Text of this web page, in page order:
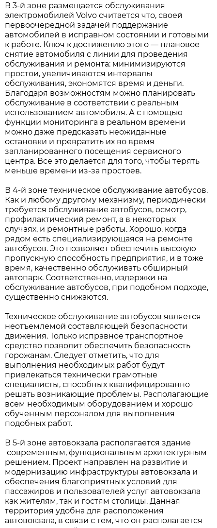
В 3-й зоне размещается обслуживания
электромобилей Volvo считается что, своей
первоочередной задачей поддержание
автомобилей в исправном состоянии и готовыми
к работе. Ключ к достижению этого — плановое
снятие автомобиля с линии для проведения
обслуживания и ремонта: минимизируются
простои, увеличиваются интервалы
обслуживания, экономятся время и деньги.
Благодаря возможностям можно планировать
обслуживание в соответствии с реальным
использованием автомобиля. А с помощью
функции мониторинга в реальном времени
можно даже предсказать неожиданные
остановки и превратить их во время
запланированного посещения сервисного
центра. Все это делается для того, чтобы терять
меньше времени из-за простоев.
В 4-й зоне техническое обслуживание автобусов.
Как и любому другому механизму, периодически
требуется обслуживание автобусов, осмотр,
профилактический ремонт, а в некоторых
случаях, и ремонтные работы. Хорошо, когда
рядом есть специализирующаяся на ремонте
автобусов. Это позволяет обеспечить высокую
пропускную способность предприятия, и в тоже
время, качественно обслуживать обширный
автопарк. Соответственно, издержки на
обслуживание автобусов, при подобном подходе,
существенно снижаются.
Техническое обслуживание автобусов является
неотъемлемой составляющей безопасности
движения. Только исправное транспортное
средство позволит обеспечить безопасность
горожанам. Следует отметить, что для
выполнения необходимых работ будут
привлекаться технически грамотные
специалисты, способных квалифицированно
решать возникающие проблемы. Располагающие
всем необходимым оборудованием и хорошо
обученным персоналом для выполнения
подобных работ.
В 5-й зоне автовокзала располагается здание
современным, функциональным архитектурным
решением. Проект направлен на развитие и
модернизацию инфраструктуры автовокзала и
обеспечения благоприятных условий для
пассажиров и пользователей услуг автовокзала
как жителям, так и гостям столицы. Данная
территория удобна для расположения
автовокзала, в связи с тем, что он располагается